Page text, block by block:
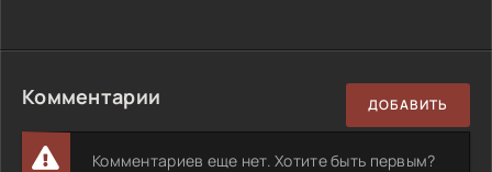
Комментарии ДОБАВИТЬ
Комментариев еще нет. Хотите быть первым?